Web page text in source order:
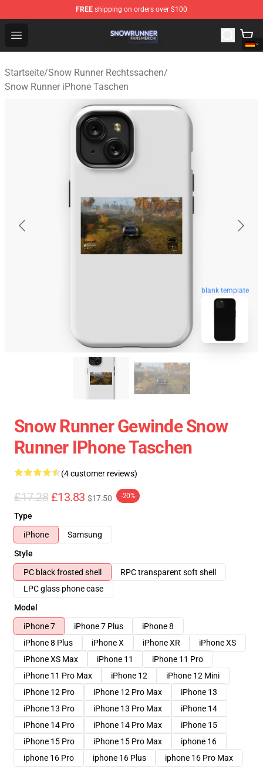
FREE shipping on orders over $100
Open menu
Snow Runner Shop - Official Snow Runner Merchandise
Startseite/Snow Runner Rechtssachen/
Snow Runner iPhone Taschen
blank template
Snow Runner Gewinde Snow
Runner IPhone Taschen
(4 customer reviews)
£17.28 £13.83 $17.50 -20%
Type
iPhone
Samsung
Style
PC black frosted shell
RPC transparent soft shell
LPC glass phone case
Model
iPhone 7
iPhone 7 Plus
iPhone 8
iPhone 8 Plus
iPhone X iPhone XR
iPhone XS
iPhone XS Max
iPhone 11
iPhone 11 Pro
iPhone 11 Pro Max
iPhone 12
iPhone 12 Mini
iPhone 12 Pro
iPhone 12 Pro Max
iPhone 13
iPhone 13 Pro
iPhone 13 Pro Max
iPhone 14
iPhone 14 Pro
iPhone 14 Pro Max
iPhone 15
iPhone 15 Pro
iPhone 15 Pro Max
iphone 16
iphone 16 Pro
iphone 16 Plus iphone 16 Pro Max